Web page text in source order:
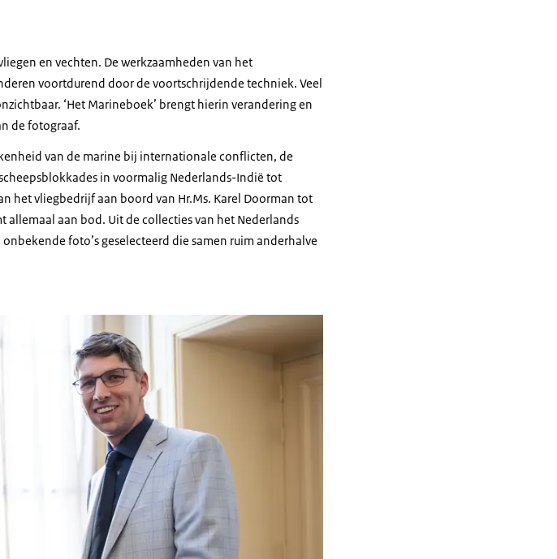
en vechten. De werkzaamheden van het
voortdurend door de voortschrijdende techniek. Veel
‘Het Marineboek’ brengt hierin verandering en
de fotograaf.
van de marine bij internationale conflicten, de
in voormalig Nederlands-Indië tot
het vliegbedrijf aan boord van Hr.Ms. Karel Doorman tot
aan bod. Uit de collecties van het Nederlands
foto’s geselecteerd die samen ruim anderhalve